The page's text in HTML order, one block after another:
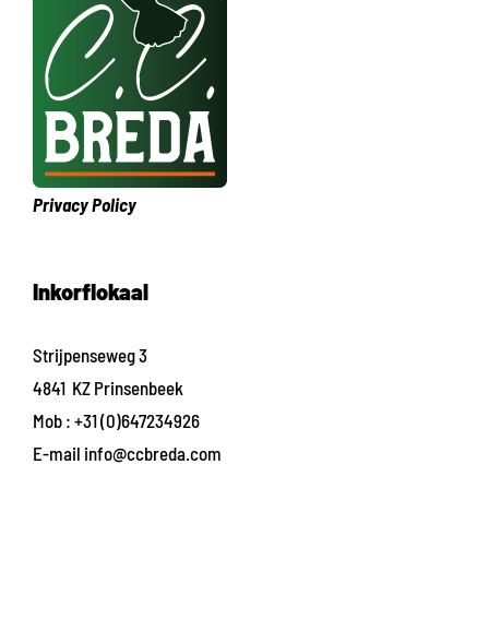
Privacy Policy
Inkorflokaal
Strijpenseweg 3
4841 KZ Prinsenbeek
Mob : +31 (0)647234926
E-mail info@ccbreda.com